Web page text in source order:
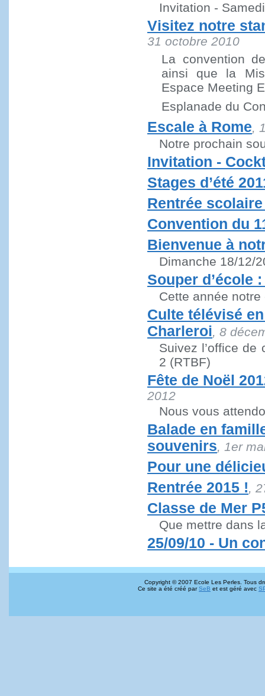
Invitation -
Visitez notre
31 octobre 2010
La convention
ainsi que la
Espace Meeting
Esplanade du
Escale à Rome,
Notre prochain
Invitation -
Stages d’été
Rentrée scolaire
Convention du
Bienvenue à
Dimanche 18/12/
Souper d’école
Cette année
Culte télévisé
Charleroi, 8
Suivez l’office
2 (RTBF)
Fête de Noël
2012
Nous vous
Balade en
souvenirs, 1er
Pour une
Rentrée 2015 !,
Classe de Mer
Que mettre dans
25/09/10 - Un
Copyright © 2007 Ecole Les Perles. Tous
Ce site a été créé parSeB et est géré avec